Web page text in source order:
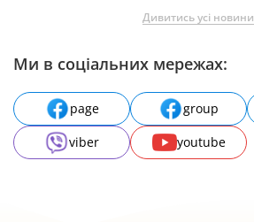
Дивитись усі новини
Ми в соціальних мережах:
page group
viber
youtube